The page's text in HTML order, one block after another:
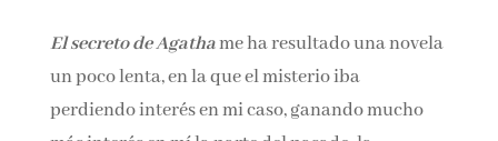
comprensibles por los motivos que le mueven),
tampoco he empatizado con la niñera y mucho
menos con la propia Agatha.